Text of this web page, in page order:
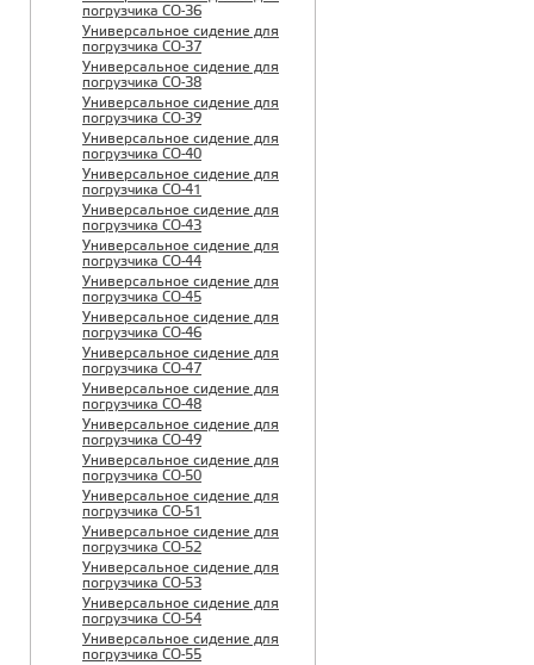
погрузчика CO-36
Универсальное сидение для
погрузчика CO-37
Универсальное сидение для
погрузчика CO-38
Универсальное сидение для
погрузчика CO-39
Универсальное сидение для
погрузчика CO-40
Универсальное сидение для
погрузчика CO-41
Универсальное сидение для
погрузчика CO-43
Универсальное сидение для
погрузчика CO-44
Универсальное сидение для
погрузчика CO-45
Универсальное сидение для
погрузчика CO-46
Универсальное сидение для
погрузчика CO-47
Универсальное сидение для
погрузчика CO-48
Универсальное сидение для
погрузчика CO-49
Универсальное сидение для
погрузчика CO-50
Универсальное сидение для
погрузчика CO-51
Универсальное сидение для
погрузчика CO-52
Универсальное сидение для
погрузчика CO-53
Универсальное сидение для
погрузчика CO-54
Универсальное сидение для
погрузчика CO-55